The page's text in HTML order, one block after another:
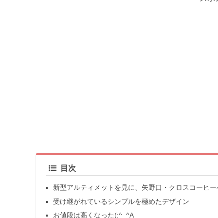
目次
新型アルティメットを見に、矢野口・クロスコーヒー
受け継がれているシンプルを極めたデザイン
お値段は高くなった(;^_^A